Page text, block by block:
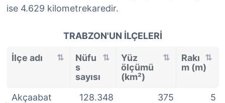
ise 4.629 kilometrekaredir.
TRABZON'UN İLÇELERI
İlçe adı
Nüfu
s
sayısı
Yüz
ölçümü
(km²)
Rakı
m (m)
Akçaabat 128.348 375
5